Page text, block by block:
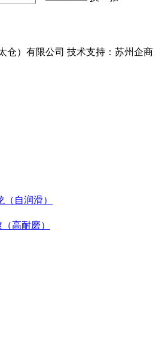
仓）有限公司 技术支持：苏州企商
自润滑）
高耐磨）